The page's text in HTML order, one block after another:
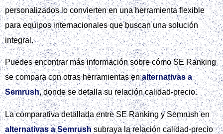
personalizados lo convierten en una herramienta flexible
para equipos internacionales que buscan una solución
integral.
Puedes encontrar más información sobre cómo SE Ranking
se compara con otras herramientas enalternativas a
Semrush, donde se detalla su relación calidad-precio.
La comparativa detallada entre SE Ranking y Semrush en
alternativas a Semrushsubraya la relación calidad-precio